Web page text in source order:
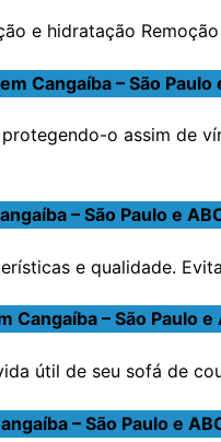
e hidratação
Cangaíba – São Paulo
o assim de
– São Paulo e
e qualidade.
Cangaíba – São Paulo e
útil de seu sofá de
– São Paulo e